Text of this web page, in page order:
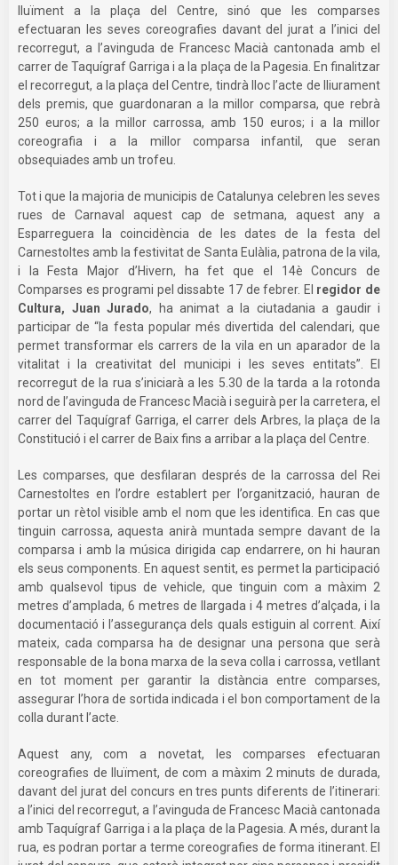
lluïment a la plaça del Centre, sinó que les comparses
efectuaran les seves coreografies davant del jurat a l’inici del
recorregut, a l’avinguda de Francesc Macià cantonada amb el
carrer de Taquígraf Garriga i a la plaça de la Pagesia. En finalitzar
el recorregut, a la plaça del Centre, tindrà lloc l’acte de lliurament
dels premis, que guardonaran a la millor comparsa, que rebrà
250 euros; a la millor carrossa, amb 150 euros; i a la millor
coreografia i a la millor comparsa infantil, que seran
obsequiades amb un trofeu.
Tot i que la majoria de municipis de Catalunya celebren les seves
rues de Carnaval aquest cap de setmana, aquest any a
Esparreguera la coincidència de les dates de la festa del
Carnestoltes amb la festivitat de Santa Eulàlia, patrona de la vila,
i la Festa Major d’Hivern, ha fet que el 14è Concurs de
Comparses es programi pel dissabte 17 de febrer. El regidor de
Cultura, Juan Jurado, ha animat a la ciutadania a gaudir i
participar de “la festa popular més divertida del calendari, que
permet transformar els carrers de la vila en un aparador de la
vitalitat i la creativitat del municipi i les seves entitats”. El
recorregut de la rua s’iniciarà a les 5.30 de la tarda a la rotonda
nord de l’avinguda de Francesc Macià i seguirà per la carretera, el
carrer del Taquígraf Garriga, el carrer dels Arbres, la plaça de la
Constitució i el carrer de Baix fins a arribar a la plaça del Centre.
Les comparses, que desfilaran després de la carrossa del Rei
Carnestoltes en l’ordre establert per l’organització, hauran de
portar un rètol visible amb el nom que les identifica. En cas que
tinguin carrossa, aquesta anirà muntada sempre davant de la
comparsa i amb la música dirigida cap endarrere, on hi hauran
els seus components. En aquest sentit, es permet la participació
amb qualsevol tipus de vehicle, que tinguin com a màxim 2
metres d’amplada, 6 metres de llargada i 4 metres d’alçada, i la
documentació i l’assegurança dels quals estiguin al corrent. Així
mateix, cada comparsa ha de designar una persona que serà
responsable de la bona marxa de la seva colla i carrossa, vetllant
en tot moment per garantir la distància entre comparses,
assegurar l’hora de sortida indicada i el bon comportament de la
colla durant l’acte.
Aquest any, com a novetat, les comparses efectuaran
coreografies de lluïment, de com a màxim 2 minuts de durada,
davant del jurat del concurs en tres punts diferents de l’itinerari:
a l’inici del recorregut, a l’avinguda de Francesc Macià cantonada
amb Taquígraf Garriga i a la plaça de la Pagesia. A més, durant la
rua, es podran portar a terme coreografies de forma itinerant. El